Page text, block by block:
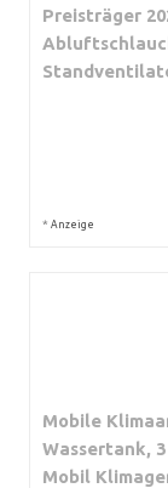
Preisträger
* Anzeige
Mobile
Wassertank,
Mobil